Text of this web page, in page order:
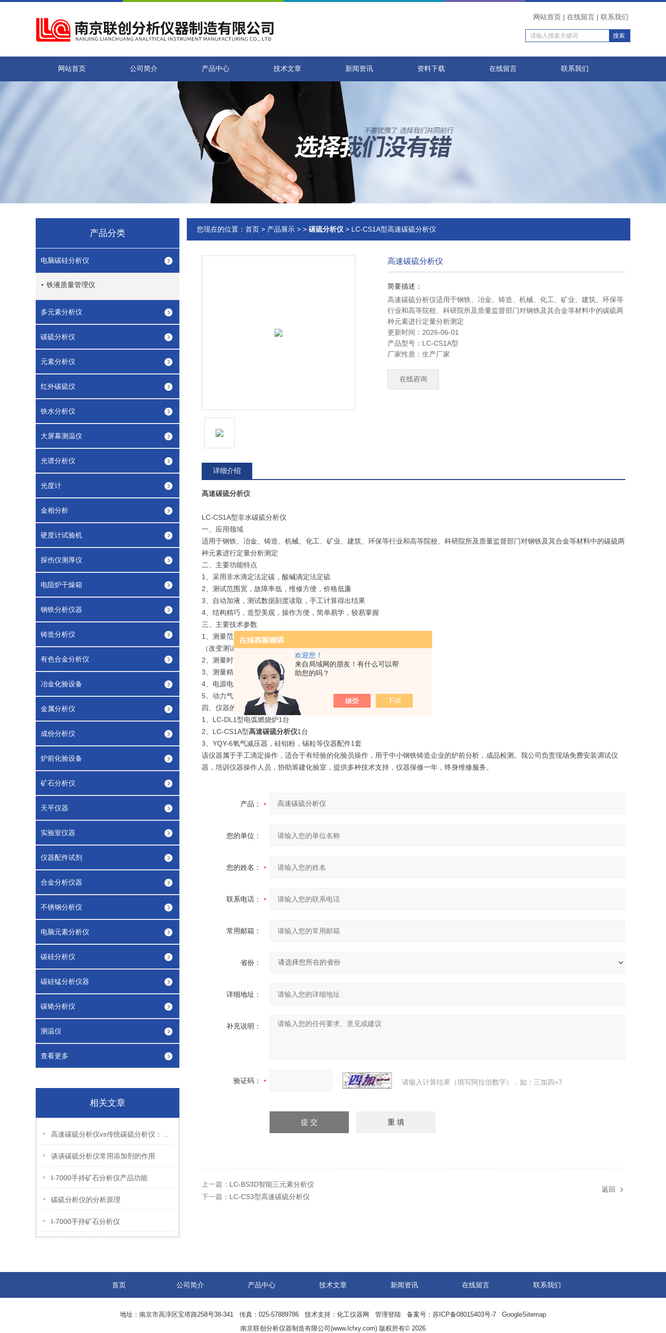
欢迎您！
来自局域网的朋友！有什么可以帮
助您的吗？
网站首页 | 在线留言 | 联系我们
网站首页 公司简介 产品中心 技术文章 新闻资讯 资料下载 在线留言 联系我们
产品分类
电脑碳硅分析仪
铁液质量管理仪
多元素分析仪
碳硫分析仪
元素分析仪
红外碳硫仪
铁水分析仪
大屏幕测温仪
光谱分析仪
光度计
金相分析
硬度计试验机
探伤仪测厚仪
电阻炉干燥箱
钢铁分析仪器
铸造分析仪
有色合金分析仪
冶金化验设备
金属分析仪
成份分析仪
炉前化验设备
矿石分析仪
天平仪器
实验室仪器
仪器配件试剂
合金分析仪器
不锈钢分析仪
电脑元素分析仪
碳硅分析仪
碳硅锰分析仪器
碳铬分析仪
测温仪
查看更多
相关文章
谈谈碳硫分析仪常用添加剂的作用
I-7000手持矿石分析仪产品功能
碳硫分析仪的分析原理
I-7000手持矿石分析仪
您现在的位置： 首页 > 产品展示 > > 碳硫分析仪 > LC-CS1A型高速碳硫分析仪
高速碳硫分析仪
简要描述：
高速碳硫分析仪适用于钢铁、冶金、铸造、机械、化工、矿业、建筑、环保等
行业和高等院校、科研院所及质量监督部门对钢铁及其合金等材料中的碳硫两
种元素进行定量分析测定
更新时间：2026-06-01
产品型号： LC-CS1A型
厂家性质： 生产厂家
在线咨询
详细介绍
高速碳硫分析仪
LC-CS1A型非水碳硫分析仪
一、应用领域
适用于钢铁、冶金、铸造、机械、化工、矿业、建筑、环保等行业和高等院校、科研院所及质量监督部门对钢铁及其合金等材料中的碳硫两
种元素进行定量分析测定
二、主要功能特点
1、采用非水滴定法定碳，酸碱滴定法定硫
2、测试范围宽，故障率低，维修方便，价格低廉
3、自动加液，测试数据刻度读取，手工计算得出结果
4、结构精巧，造型美观，操作方便，简单易学，较易掌握
三、主要技术参数
1、测量范围：碳：0.01%-12.7% 硫：0.003%-2.00%
（改变测试条件，测量范围可相应扩大）
2、测量时间：约45秒（不含取样、称样时间）
3、测量精度：符合GB/T223.69-97、GB/T223.68-97国家标准
4、电源电压：220V±10% 50Hz
5、动力气体：氧气，压力0.02-0.04MPa
四、仪器的组成
1、LC-DL1型电弧燃烧炉1台
2、LC-CS1A型高速碳硫分析仪1台
3、YQY-6氧气减压器，硅钼粉，锡粒等仪器配件1套
该仪器属于手工滴定操作，适合于有经验的化验员操作，用于中小钢铁铸造企业的炉前分析，成品检测。我公司负责现场免费安装调试仪
器，培训仪器操作人员，协助筹建化验室，提供多种技术支持，仪器保修一年，终身维修服务。
产品：
您的单位：
您的姓名：
联系电话：
常用邮箱：
省份：
详细地址：
补充说明：
验证码： 请输入计算结果（填写阿拉伯数字），如：三加四=7
上一篇： LC-BS3D智能三元素分析仪
下一篇： LC-CS3型高速碳硫分析仪
返回
首页 公司简介 产品中心 技术文章 新闻资讯 在线留言 联系我们
地址：南京市高淳区宝塔路258号38-341 传真：025-57889786 技术支持： 化工仪器网 管理登陆 备案号：苏ICP备08015403号-7
GoogleSitemap
南京联创分析仪器制造有限公司(www.lcfxy.com) 版权所有© 2026